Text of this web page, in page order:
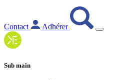
Contact Adhérer
Sub main